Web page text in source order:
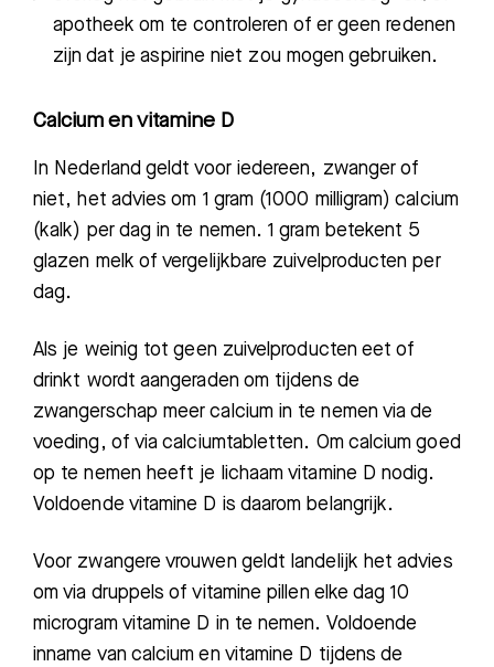
apotheek om te controleren of er geen redenen
zijn dat je aspirine niet zou mogen gebruiken.
Calcium en vitamine D
In Nederland geldt voor iedereen, zwanger of
niet, het advies om 1 gram (1000 milligram) calcium
(kalk) per dag in te nemen. 1 gram betekent 5
glazen melk of vergelijkbare zuivelproducten per
dag.
Als je weinig tot geen zuivelproducten eet of
drinkt wordt aangeraden om tijdens de
zwangerschap meer calcium in te nemen via de
voeding, of via calciumtabletten. Om calcium goed
op te nemen heeft je lichaam vitamine D nodig.
Voldoende vitamine D is daarom belangrijk.
Voor zwangere vrouwen geldt landelijk het advies
om via druppels of vitamine pillen elke dag 10
microgram vitamine D in te nemen. Voldoende
inname van calcium en vitamine D tijdens de